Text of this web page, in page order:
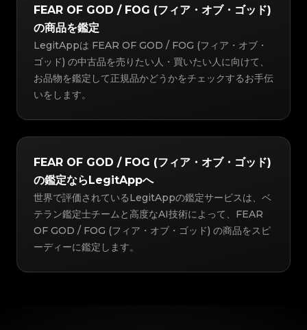
FEAR OF GOD / FOG (フィア・オブ・ゴッド)
の商品を鑑定
LegitAppは FEAR OF GOD / FOG (フィア・オブ・
ゴッド) の中古品を売りたい人・買いたい人に向けて、
お品物を鑑定して正規品かどうかをチェックするお手伝
いをします。
FEAR OF GOD / FOG (フィア・オブ・ゴッド)
の鑑定ならLegitAppへ
世界で評価されているLegitAppの鑑定サービスは、ベ
テラン鑑定士チームと高度なAI技術によって、FEAR
OF GOD / FOG (フィア・オブ・ゴッド) の商品をスピ
ーディーに鑑定します。